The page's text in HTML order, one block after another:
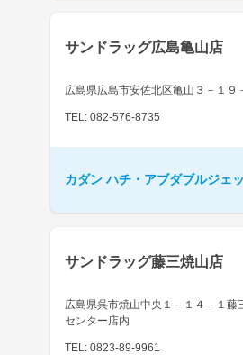
サンドラッグ広島亀山店
広島県広島市安佐北区亀山３－１９
TEL: 082-576-8735
カダン ハチ・アブダブルジェ
サンドラッグ藤三焼山店
広島県呉市焼山中央１－１４－１藤
センター店内
TEL: 0823-89-9961